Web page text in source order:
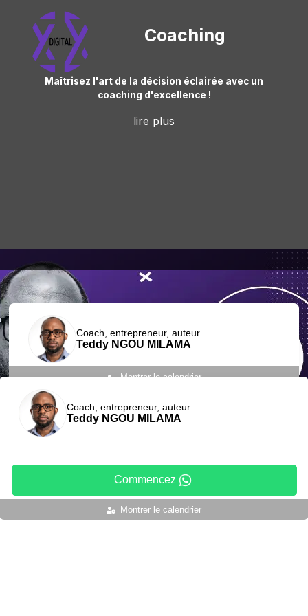
Coaching
Maîtrisez l'art de la décision éclairée avec un
coaching d'excellence !
lire plus
Coach, entrepreneur, auteur...
Teddy NGOU MILAMA
Montrer le calendrier
Coach, entrepreneur, auteur...
Teddy NGOU MILAMA
Montrer le calendrier
Commencez